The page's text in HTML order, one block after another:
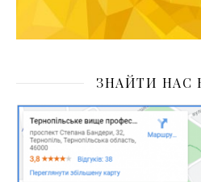
ЗНАЙТИ НАС